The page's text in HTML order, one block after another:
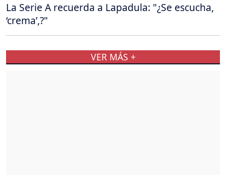
La Serie A recuerda a Lapadula: "¿Se escucha,
‘crema’,?"
VER MÁS +